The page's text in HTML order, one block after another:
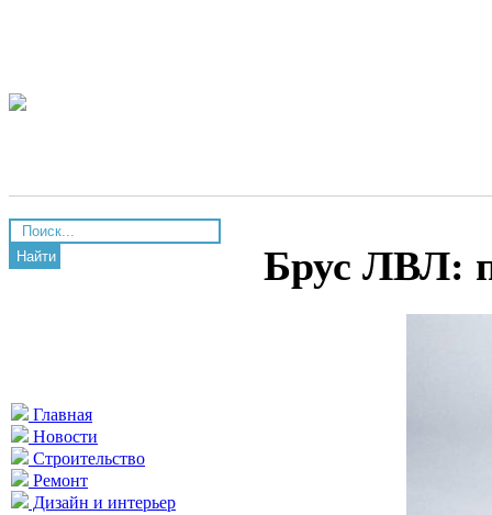
Найти
Главная
Новости
Строительство
Ремонт
Дизайн и интерьер
Брус ЛВЛ: